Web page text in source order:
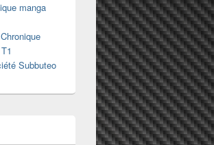
manga
Chronique
Subbuteo